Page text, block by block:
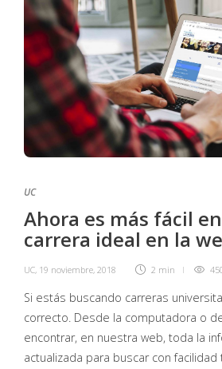
UC
Ahora es más fácil
carrera ideal en la
UC, 19 noviembre, 2018 2 min
Si estás buscando carreras
correcto. Desde la computadora o
encontrar, en nuestra web, toda la
actualizada para buscar con facilidad